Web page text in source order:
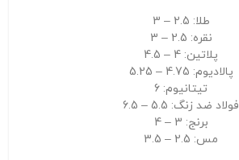
طلا: 2.5 – 3
نقره: 2.5 – 3
پلاتین: 4 – 4.5
پالادیوم: 4.75 – 5.25
تیتانیوم: 6
فولاد ضد زنگ: 5.5 – 6.5
برنج: 3 – 4
مس: 2.5 – 3.5